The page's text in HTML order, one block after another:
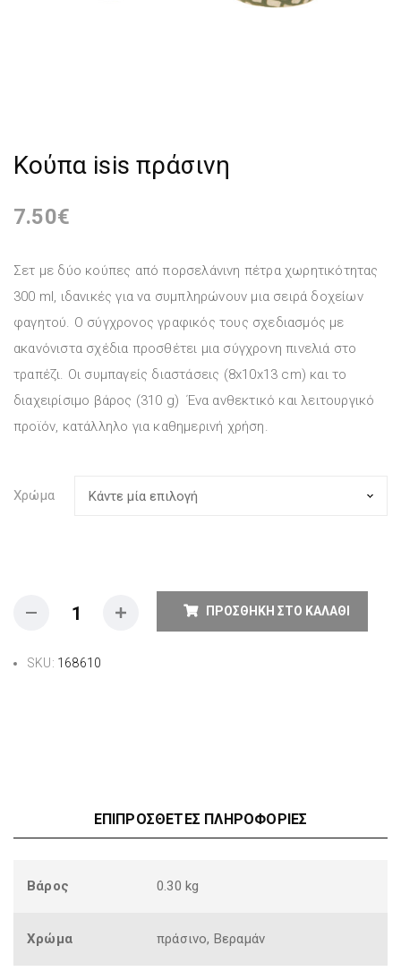
Κούπα isis πράσινη
7.50€
Σετ με δύο κούπες από πορσελάνινη πέτρα χωρητικότητας
300 ml, ιδανικές για να συμπληρώνουν μια σειρά δοχείων
φαγητού. Ο σύγχρονος γραφικός τους σχεδιασμός με
ακανόνιστα σχέδια προσθέτει μια σύγχρονη πινελιά στο
τραπέζι. Οι συμπαγείς διαστάσεις (8x10x13 cm) και το
διαχειρίσιμο βάρος (310 g) Ένα ανθεκτικό και λειτουργικό
προϊόν, κατάλληλο για καθημερινή χρήση.
Χρώμα
ΠΡΟΣΘΉΚΗ ΣΤΟ ΚΑΛΆΘΙ
SKU: 168610
ΕΠΙΠΡΌΣΘΕΤΕΣ ΠΛΗΡΟΦΟΡΊΕΣ
Βάρος 0.30 kg
Χρώμα πράσινο, Βεραμάν